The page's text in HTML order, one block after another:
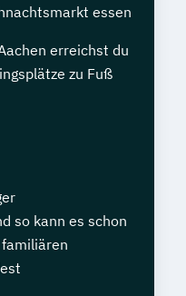
essen
erreichst du
zu Fuß
so kann es schon